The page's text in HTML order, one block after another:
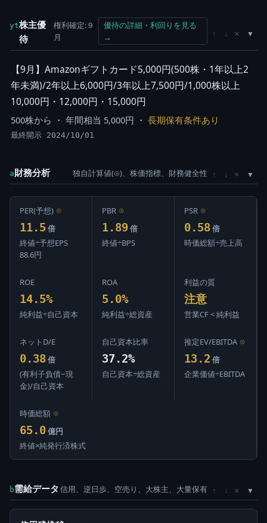
yt株主優
待
権利確定: 9
月
優待の詳細・利回りを見る
→
↑ ↓ ×
【9月】Amazonギフトカード5,000円(500株・1年以上2
年未満)/2年以上6,000円/3年以上7,500円/1,000株以上
10,000円・12,000円・15,000円
500株から ・ 年間相当 5,000円 ・ 長期保有条件あり
最終開示 2024/10/01
a財務分析 独自計算値(⊙)、株価指標、財務健全性 ↑ ↓ ×
PER(予想) ⊙
11.5 倍
終値÷予想EPS
88.6円
PBR ⊙
1.89 倍
終値÷BPS
PSR ⊙
0.58 倍
時価総額÷売上高
ROE
14.5%
純利益÷自己資本
ROA
5.0%
純利益÷総資産
利益の質
注意
営業CF < 純利益
ネットD/E
0.38 倍
(有利子負債−現
金)/自己資本
自己資本比率
37.2%
自己資本÷総資産
推定EV/EBITDA ⊙
13.2 倍
企業価値÷EBITDA
時価総額 ⊙
65.0 億円
終値×純発行済株式
b需給データ 信用、逆日歩、空売り、大株主、大量保有 ↑ ↓ ×